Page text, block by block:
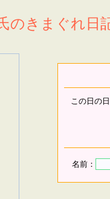
のきまぐれ日
この日の
名前：